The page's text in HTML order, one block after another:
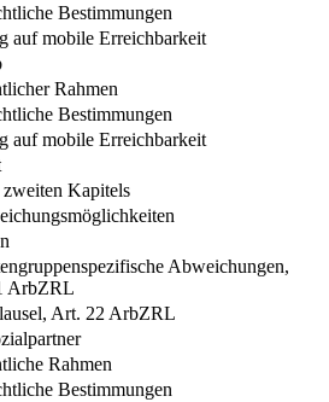
Bestimmungen
auf mobile Erreichbarkeit
Rahmen
Bestimmungen
auf mobile Erreichbarkeit
Kapitels
Abweichungen,
ArbZRL
Art. 22 ArbZRL
Rahmen
Bestimmungen